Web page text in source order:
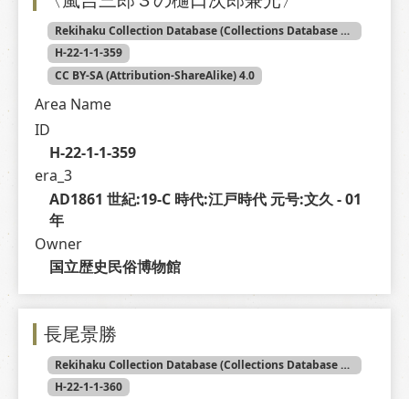
Rekihaku Collection Database (Collections Database of the National Museum of Japanese History)
H-22-1-1-359
CC BY-SA (Attribution-ShareAlike) 4.0
Area Name
ID
H-22-1-1-359
era_3
AD1861 世紀:19-C 時代:江戸時代 元号:文久 - 01
年
Owner
国立歴史民俗博物館
長尾景勝
Rekihaku Collection Database (Collections Database of the National Museum of Japanese History)
H-22-1-1-360